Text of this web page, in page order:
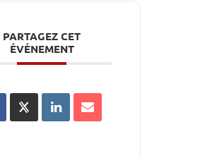
PARTAGEZ CET
ÉVÉNEMENT